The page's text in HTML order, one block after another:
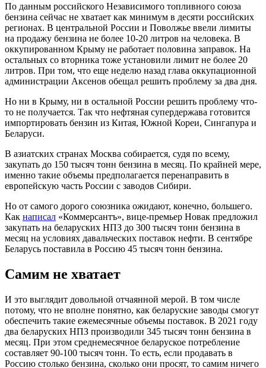
По данным российского Независимого топливного союза
бензина сейчас не хватает как минимум в десяти российских
регионах. В центральной России и Поволжье ввели лимиты
на продажу бензина не более 10-20 литров на человека. В
оккупированном Крыму не работает половина заправок. На
остальных со вторника тоже установили лимит не более 20
литров. При том, что еще неделю назад глава оккупационной
администрации Аксенов обещал решить проблему за два дня.
Но ни в Крыму, ни в остальной России решить проблему что-
то не получается. Так что нефтяная супердержава готовится
импортировать бензин из Китая, Южной Кореи, Сингапура и
Беларуси.
В азиатских странах Москва собирается, судя по всему,
закупать до 150 тысяч тонн бензина в месяц. По крайней мере,
именно такие объемы предполагается перенаправить в
европейскую часть России с заводов Сибири.
Но от самого дорого союзника ожидают, конечно, большего.
Как написал «Коммерсантъ», вице-премьер Новак предложил
закупать на беларуских НПЗ до 300 тысяч тонн бензина в
месяц на условиях давальческих поставок нефти. В сентябре
Беларусь поставила в Россию 45 тысяч тонн бензина.
Самим не хватает
И это выглядит довольной отчаянной мерой. В том числе
потому, что не вполне понятно, как беларуские заводы смогут
обеспечить такие ежемесячные объемы поставок. В 2021 году
два беларуских НПЗ производили 345 тысяч тонн бензина в
месяц. При этом среднемесячное беларуское потребление
составляет 90-100 тысяч тонн. То есть, если продавать в
Россию столько бензина, сколько они просят, то самим ничего